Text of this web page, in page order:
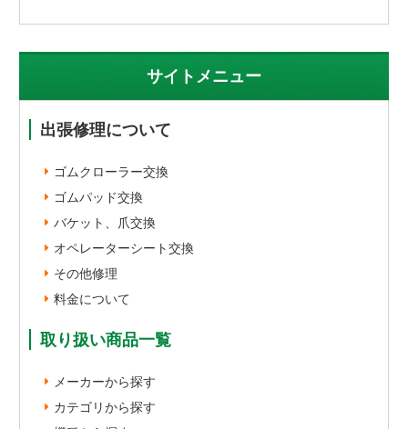
サイトメニュー
出張修理について
ゴムクローラー交換
ゴムパッド交換
バケット、爪交換
オペレーターシート交換
その他修理
料金について
取り扱い商品一覧
メーカーから探す
カテゴリから探す